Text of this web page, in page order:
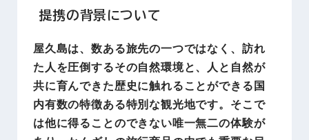
提携の背景について
屋久島は、数ある旅先の一つではなく、訪れ
た人を圧倒するその自然環境と、人と自然が
共に育んできた歴史に触れることができる国
内有数の特徴ある特別な観光地です。そこで
は他に得ることのできない唯一無二の体験が